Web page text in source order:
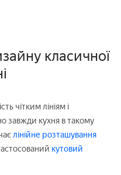
класичної
чітким лініям і
кухня в такому
лінійне розташування
кутовий